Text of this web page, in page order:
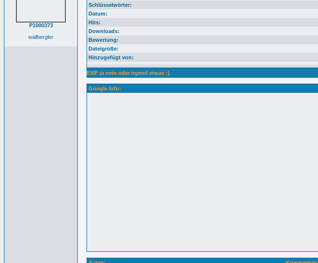
P1000373
wallbergler
Schlüsselwörter:
Datum:
Hits:
Downloads:
Bewertung:
Dateigröße:
Hinzugefügt von:
EXIF ja nein oder irgend etwas :)
Google Info: